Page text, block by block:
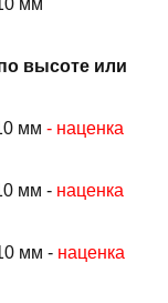
высоте или
мм - наценка
мм - наценка
мм - наценка